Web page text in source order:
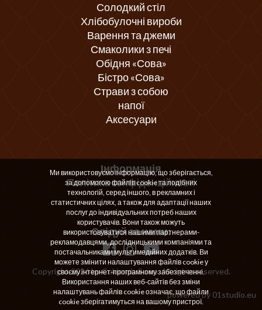
Солодкий стіл
Хлібобулочні вироби
Варення та джеми
Смаколики з печі
Обідня «Сова»
Бістро «Сова»
Страви з собою
напої
Аксесуари
Інформація
Політика конфіденційності
Слідуй за нами:
Copyright 2026 by Cukiernia Sowa. All rights reserved.
powered by 01studio.eu
Ми використовуємо інформацію, що зберігається,
за допомогою файлів cookie та подібних
технологій, серед іншого, в рекламних і
статистичних цілях, а також для адаптації наших
послуг до індивідуальних потреб наших
користувачів. Вони також можуть
використовуватися нашими партнерами-
рекламодавцями, дослідницькими компаніями та
постачальниками мультимедійних додатків. Ви
можете змінити налаштування файлів cookie у
своєму інтернет-програмному забезпеченні.
Використання наших веб-сайтів без зміни
налаштувань файлів cookie означає, що файли
cookie зберігатимуться на вашому пристрої.